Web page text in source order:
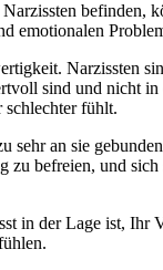
befinden,
emotionalen
Narzissten
sind und nicht
schlechter fühlt.
an sie
befreien, und
in der Lage ist, Ihr